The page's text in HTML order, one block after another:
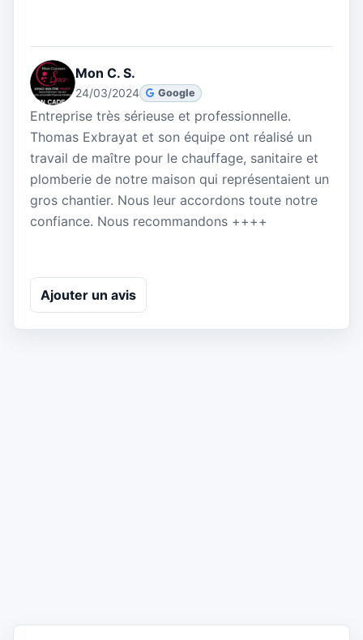
Mon C. S.
24/03/2024 Google
Entreprise très sérieuse et professionnelle.
Thomas Exbrayat et son équipe ont réalisé un
travail de maître pour le chauffage, sanitaire et
plomberie de notre maison qui représentaient un
gros chantier. Nous leur accordons toute notre
confiance. Nous recommandons ++++
Ajouter un avis